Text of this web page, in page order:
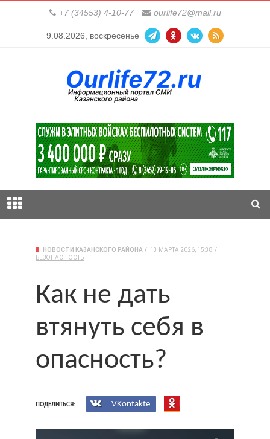
+7 (34553) 4-10-77 ourlife72@mail.ru
9.08.2026, воскресенье
НОВОСТИ КАЗАНСКОГО РАЙОНА
13 МАРТА 2026, 15:38
БЕЗОПАСНОСТЬ
Как не дать
втянуть себя в
опасность?
ПОДЕЛИТЬСЯ: VKontakte